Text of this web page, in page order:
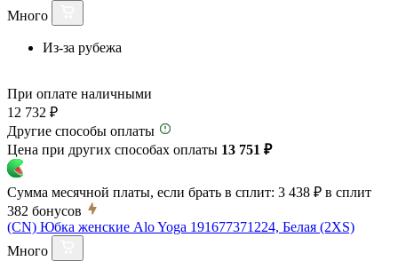
Много
Из-за рубежа
При оплате наличными
12 732 ₽
Другие способы оплаты
Цена при других способах оплаты 13 751 ₽
Сумма месячной платы, если брать в сплит: 3 438 ₽ в сплит
382 бонусов
(CN) Юбка женские Alo Yoga 191677371224, Белая (2XS)
Много